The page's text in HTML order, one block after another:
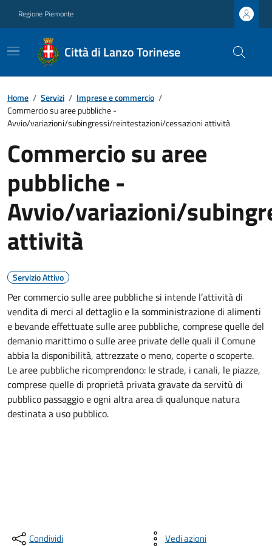
Regione Piemonte
Città di Lanzo Torinese
Home / Servizi / Imprese e commercio /
Commercio su aree pubbliche -
Avvio/variazioni/subingressi/reintestazioni/cessazioni attività
Commercio su aree
pubbliche -
Avvio/variazioni/
attività
Servizio Attivo
Per commercio sulle aree pubbliche si intende l’attività di
vendita di merci al dettaglio e la somministrazione di alimenti
e bevande effettuate sulle aree pubbliche, comprese quelle del
demanio marittimo o sulle aree private delle quali il Comune
abbia la disponibilità, attrezzate o meno, coperte o scoperte.
Le aree pubbliche ricomprendono: le strade, i canali, le piazze,
comprese quelle di proprietà privata gravate da servitù di
pubblico passaggio e ogni altra area di qualunque natura
destinata a uso pubblico.
Condividi Vedi azioni